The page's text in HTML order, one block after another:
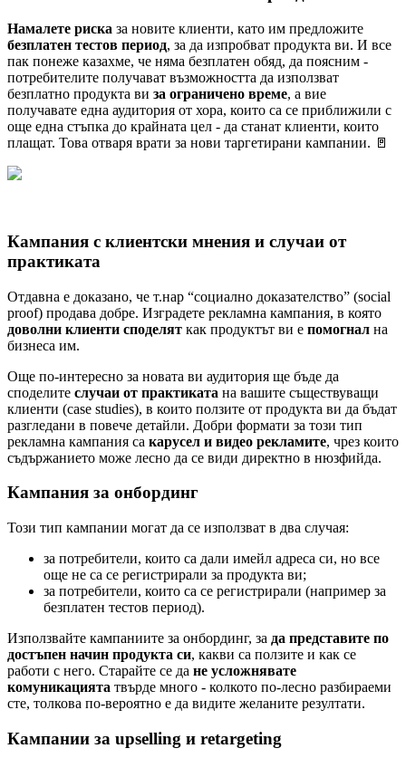
Намалете риска за новите клиенти, като им предложите
безплатен тестов период, за да изпробват продукта ви. И все
пак понеже казахме, че няма безплатен обяд, да поясним -
потребителите получават възможността да използват
безплатно продукта ви за ограничено време, а вие
получавате една аудитория от хора, които са се приближили с
още една стъпка до крайната цел - да станат клиенти, които
плащат. Това отваря врати за нови таргетирани кампании. 🚪
Кампания с клиентски мнения и случаи от
практиката
Отдавна е доказано, че т.нар “социално доказателство” (social
proof) продава добре. Изградете рекламна кампания, в която
доволни клиенти споделят как продуктът ви е помогнал на
бизнеса им.
Още по-интересно за новата ви аудитория ще бъде да
споделите случаи от практиката на вашите съществуващи
клиенти (case studies), в които ползите от продукта ви да бъдат
разгледани в повече детайли. Добри формати за този тип
рекламна кампания са карусел и видео рекламите, чрез които
съдържанието може лесно да се види директно в нюзфийда.
Кампания за онбординг
Този тип кампании могат да се използват в два случая:
за потребители, които са дали имейл адреса си, но все
още не са се регистрирали за продукта ви;
за потребители, които са се регистрирали (например за
безплатен тестов период).
Използвайте кампаниите за онбординг, за да представите по
достъпен начин продукта си, какви са ползите и как се
работи с него. Старайте се да не усложнявате
комуникацията твърде много - колкото по-лесно разбираеми
сте, толкова по-вероятно е да видите желаните резултати.
Кампании за upselling и retargeting